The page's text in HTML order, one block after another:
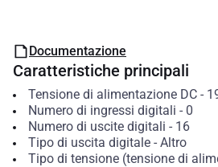
Documentazione
Caratteristiche principali
Tensione di alimentazione DC-
Numero di ingressi digitali - 0
Numero di uscite digitali - 16
Tipo di uscita digitale- Altro
Tipo di tensione (tensione di